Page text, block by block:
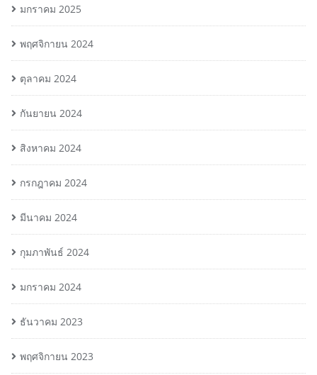
มกราคม 2025
พฤศจิกายน 2024
ตุลาคม 2024
กันยายน 2024
สิงหาคม 2024
กรกฎาคม 2024
มีนาคม 2024
กุมภาพันธ์ 2024
มกราคม 2024
ธันวาคม 2023
พฤศจิกายน 2023